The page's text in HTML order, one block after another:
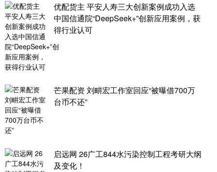
优配货主 平安人寿三大创新案例成功入选
中国信通院“DeepSeek+”创新应用案例，获
得行业认可
芒果配资 刘畊宏工作室回应“被曝借700万
台币不还”
启远网 26广工844水污染控制工程考研大纲
及变化！